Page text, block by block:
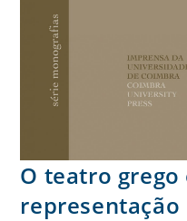
O teatro
representação